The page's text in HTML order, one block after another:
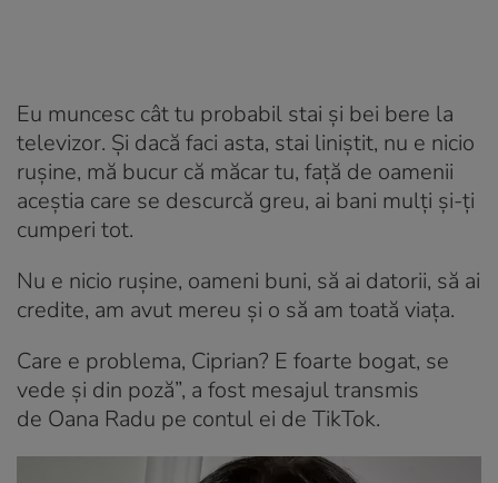
Eu muncesc cât tu probabil stai și bei bere la
televizor. Și dacă faci asta, stai liniștit, nu e nicio
rușine, mă bucur că măcar tu, față de oamenii
aceștia care se descurcă greu, ai bani mulți și-ți
cumperi tot.
Nu e nicio rușine, oameni buni, să ai datorii, să ai
credite, am avut mereu și o să am toată viața.
Care e problema, Ciprian? E foarte bogat, se
vede și din poză”, a fost mesajul transmis
de Oana Radu pe contul ei de TikTok.